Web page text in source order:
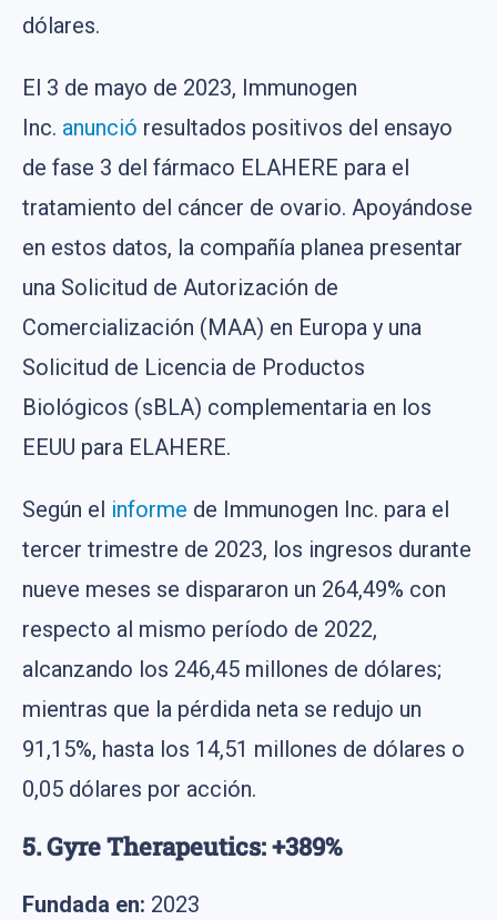
dólares.
El 3 de mayo de 2023, Immunogen
Inc. anunció resultados positivos del ensayo
de fase 3 del fármaco ELAHERE para el
tratamiento del cáncer de ovario. Apoyándose
en estos datos, la compañía planea presentar
una Solicitud de Autorización de
Comercialización (MAA) en Europa y una
Solicitud de Licencia de Productos
Biológicos (sBLA) complementaria en los
EEUU para ELAHERE.
Según el informe de Immunogen Inc. para el
tercer trimestre de 2023, los ingresos durante
nueve meses se dispararon un 264,49% con
respecto al mismo período de 2022,
alcanzando los 246,45 millones de dólares;
mientras que la pérdida neta se redujo un
91,15%, hasta los 14,51 millones de dólares o
0,05 dólares por acción.
5. Gyre Therapeutics: +389%
Fundada en: 2023